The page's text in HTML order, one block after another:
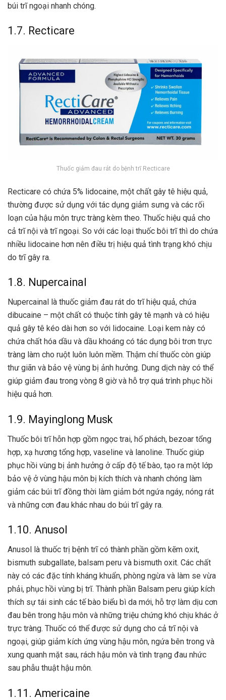
búi trĩ ngoại nhanh chóng.
1.7. Recticare
Thuốc giảm đau rát do bệnh trĩ Recticare
Recticare có chứa 5% lidocaine, một chất gây tê hiệu quả,
thường được sử dụng với tác dụng giảm sưng và các rối
loạn của hậu môn trực tràng kèm theo. Thuốc hiệu quả cho
cả trĩ nội và trĩ ngoại. So với các loại thuốc bôi trĩ thì do chứa
nhiều lidocaine hơn nên điều trị hiệu quả tình trạng khó chịu
do trĩ gây ra.
1.8. Nupercainal
Nupercainal là thuốc giảm đau rát do trĩ hiệu quả, chứa
dibucaine – một chất có thuộc tính gây tê mạnh và có hiệu
quả gây tê kéo dài hơn so với lidocaine. Loại kem này có
chứa chất hóa dầu và dầu khoáng có tác dụng bôi trơn trực
tràng làm cho ruột luôn luôn mềm. Thậm chí thuốc còn giúp
thư giãn và bảo vệ vùng bị ảnh hưởng. Dung dịch này có thể
giúp giảm đau trong vòng 8 giờ và hỗ trợ quá trình phục hồi
hiệu quả hơn.
1.9. Mayinglong Musk
Thuốc bôi trĩ hỗn hợp gồm ngọc trai, hổ phách, bezoar tổng
hợp, xạ hương tổng hợp, vaseline và lanoline. Thuốc giúp
phục hồi vùng bị ảnh hưởng ở cấp độ tế bào, tạo ra một lớp
bảo vệ ở vùng hậu môn bị kích thích và nhanh chóng làm
giảm các búi trĩ đồng thời làm giảm bớt ngứa ngáy, nóng rát
và những cơn đau khác nhau do búi trĩ gây ra.
1.10. Anusol
Anusol là thuốc trị bệnh trĩ có thành phần gồm kẽm oxit,
bismuth subgallate, balsam peru và bismuth oxit. Các chất
này có các đặc tính kháng khuẩn, phòng ngừa và làm se vừa
phải, phục hồi vùng bị trĩ. Thành phần Balsam peru giúp kích
thích sự tái sinh các tế bào biểu bì da mới, hỗ trợ làm dịu cơn
đau bên trong hậu môn và những triệu chứng khó chịu khác ở
trực tràng. Thuốc có thể được sử dụng cho cả trĩ nội và
ngoại, giúp giảm kích ứng vùng hậu môn, ngứa bên trong và
xung quanh mặt sau, rách hậu môn và tình trạng đau nhức
sau phẫu thuật hậu môn.
1.11. Americaine